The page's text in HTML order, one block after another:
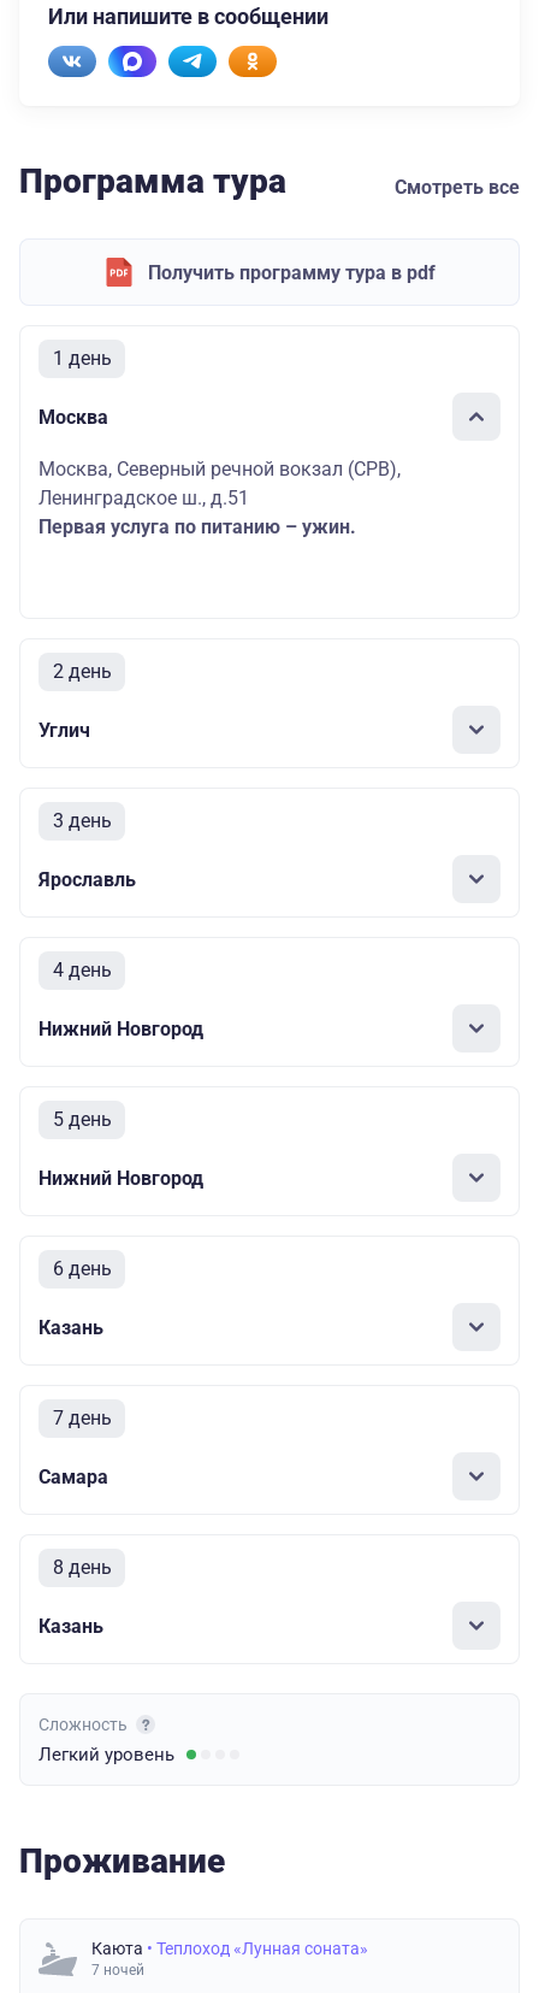
Или напишите в сообщении
Программа тура Смотреть все
Получить программу тура в pdf
1 день
Москва
Москва, Северный речной вокзал (СРВ),
Ленинградское ш., д.51
Первая услуга по питанию – ужин.
2 день
Углич
3 день
Ярославль
4 день
Нижний Новгород
5 день
Нижний Новгород
6 день
Казань
7 день
Самара
8 день
Казань
Сложность
Легкий уровень
Проживание
Каюта • Теплоход «Лунная соната»
7 ночей